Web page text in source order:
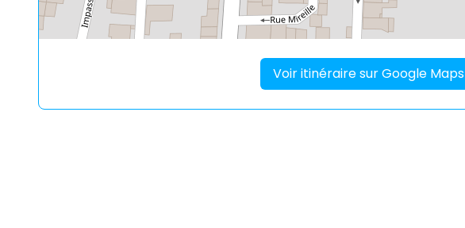
Voir itinéraire sur Google Maps